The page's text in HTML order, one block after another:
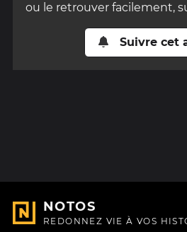
ou le retrouver facilement,
Suivre cet
NOTOS
REDONNEZ VIE À VOS